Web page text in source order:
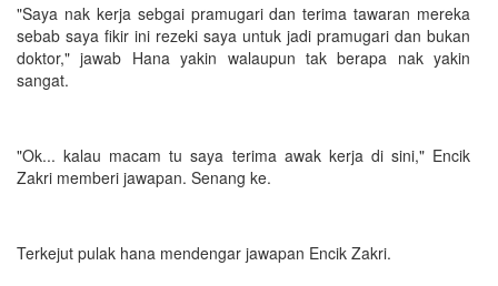
"Saya nak kerja sebgai pramugari dan terima tawaran mereka
sebab saya fikir ini rezeki saya untuk jadi pramugari dan bukan
doktor," jawab Hana yakin walaupun tak berapa nak yakin
sangat.
"Ok... kalau macam tu saya terima awak kerja di sini," Encik
Zakri memberi jawapan. Senang ke.
Terkejut pulak hana mendengar jawapan Encik Zakri.